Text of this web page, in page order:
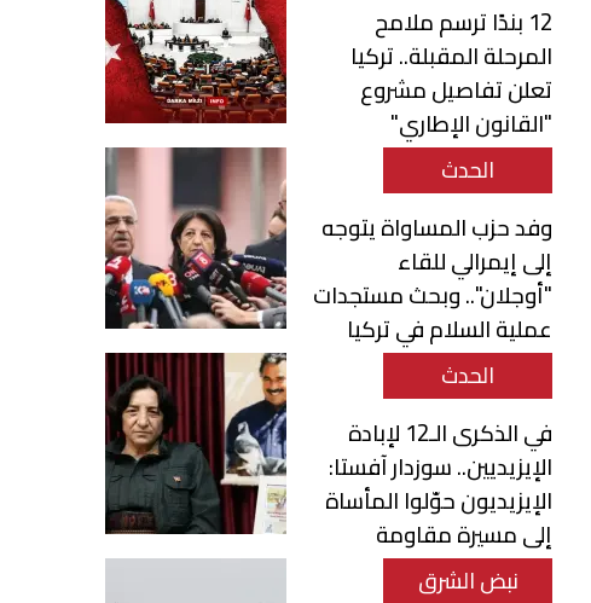
12 بندًا ترسم ملامح
المرحلة المقبلة.. تركيا
تعلن تفاصيل مشروع
"القانون الإطاري"
الحدث
وفد حزب المساواة يتوجه
إلى إيمرالي للقاء
"أوجلان".. وبحث مستجدات
عملية السلام في تركيا
الحدث
في الذكرى الـ12 لإبادة
الإيزيديين.. سوزدار آفستا:
الإيزيديون حوّلوا المأساة
إلى مسيرة مقاومة
وصمودنبض الشرق